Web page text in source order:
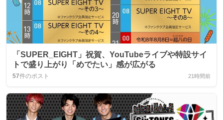
「SUPER_EIGHT」祝賀、YouTubeライブや特設サイ
トで盛り上がり「めでたい」感が広がる
57件のポスト 21時間前